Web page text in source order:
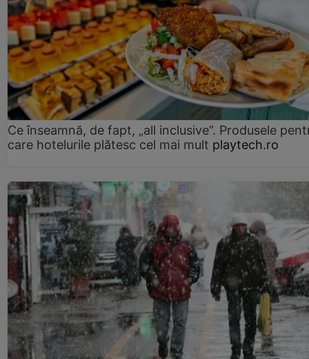
Ce înseamnă, de fapt, „all inclusive”. Produsele
care hotelurile plătesc cel mai mult playtech.ro